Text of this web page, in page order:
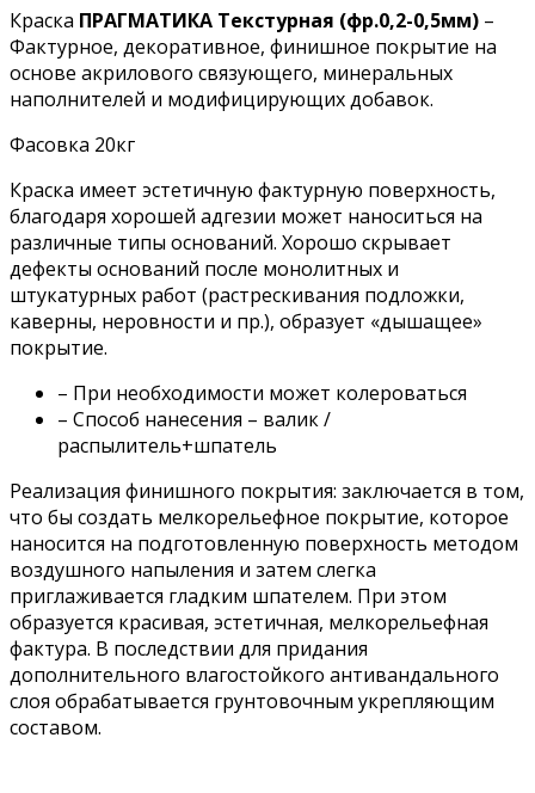
Краска ПРАГМАТИКА Текстурная (фр.0,2-0,5мм) –
Фактурное, декоративное, финишное покрытие на
основе акрилового связующего, минеральных
наполнителей и модифицирующих добавок.
Фасовка 20кг
Краска имеет эстетичную фактурную поверхность,
благодаря хорошей адгезии может наноситься на
различные типы оснований. Хорошо скрывает
дефекты оснований после монолитных и
штукатурных работ (растрескивания подложки,
каверны, неровности и пр.), образует «дышащее»
покрытие.
– При необходимости может колероваться
– Способ нанесения – валик /
распылитель+шпатель
Реализация финишного покрытия: заключается в том,
что бы создать мелкорельефное покрытие, которое
наносится на подготовленную поверхность методом
воздушного напыления и затем слегка
приглаживается гладким шпателем. При этом
образуется красивая, эстетичная, мелкорельефная
фактура. В последствии для придания
дополнительного влагостойкого антивандального
слоя обрабатывается грунтовочным укрепляющим
составом.